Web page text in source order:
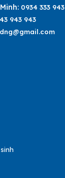
0934 333 943
943 943